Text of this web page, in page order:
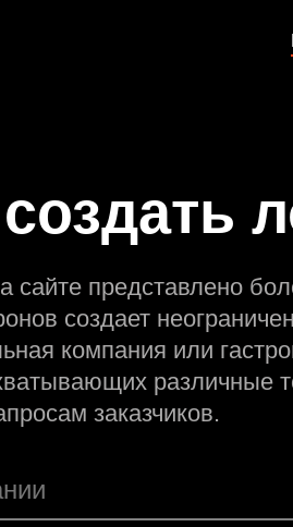
представлено
создает
компания или
различные
заказчиков.